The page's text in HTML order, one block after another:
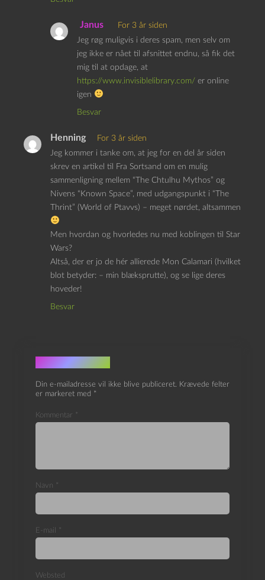
Janus
For 3 år siden
Jeg røg muligvis i deres spam, men selv om
jeg ikke er nået til afsnittet endnu, så fik det
mig til at opdage, at
https://www.invisiblelibrary.com/ er online
igen
Besvar
Henning
For 3 år siden
Jeg kommer i tanke om, at jeg for en del år siden
skrev en artikel til Fra Sortsand om en mulig
sammenligning mellem “The Chtulhu Mythos” og
Nivens “Known Space”, med udgangspunkt i “The
Thrint” (World of Ptavvs) – meget nørdet, altsammen
Men hvordan og hvorledes nu med koblingen til Star
Wars?
Altså, der er jo de hér allierede Mon Calamari (hvilket
blot betyder: – min blæksprutte), og se lige deres
hoveder!
Besvar
Skriv et svar
Din e-mailadresse vil ikke blive publiceret. Krævede felter
er markeret med *
Kommentar *
Navn *
E-mail *
Websted